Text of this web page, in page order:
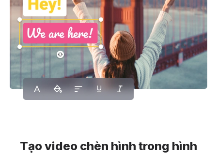
Tạo video chèn hình trong hình